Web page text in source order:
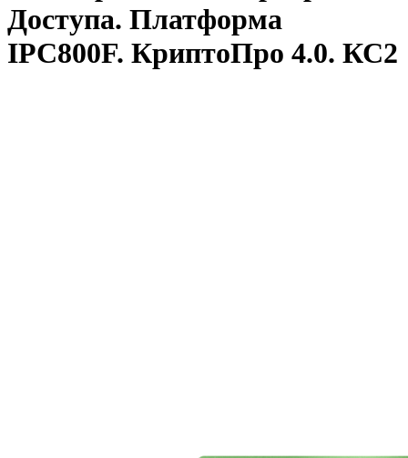
Доступа. Платформа
IPC800F. КриптоПро 4.0. КС2